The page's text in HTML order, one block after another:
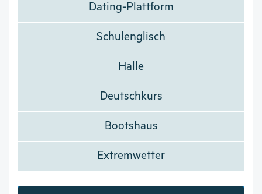
Dating-Plattform
Schulenglisch
Halle
Deutschkurs
Bootshaus
Extremwetter